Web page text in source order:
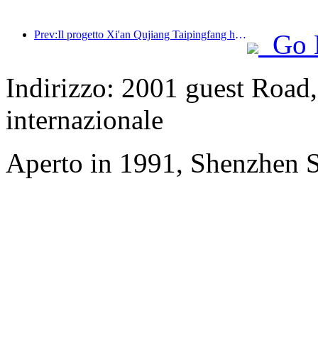
Prev:Il progetto Xi'an Qujiang Taipingfang ha ufficialmente preso il via, con un'area edificabile totale di 137.000 metri quadrati.
Go
Indirizzo: 2001 guest
internazionale
Aperto in 1991, Shenzhen